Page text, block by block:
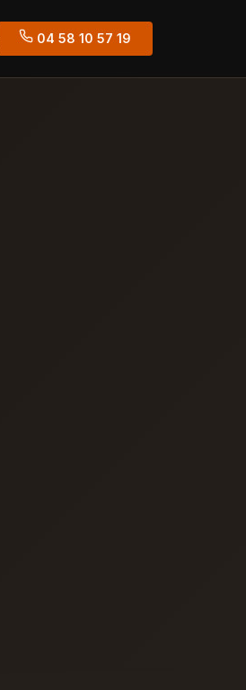
04 58 10 57 19